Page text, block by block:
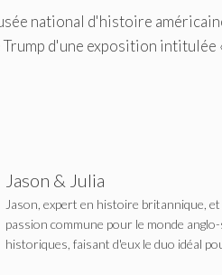
national d'histoire
d'une exposition intitulée
Jason & Julia
Jason, expert en histoire britannique,
passion commune pour le monde
historiques, faisant d'eux le duo idéal